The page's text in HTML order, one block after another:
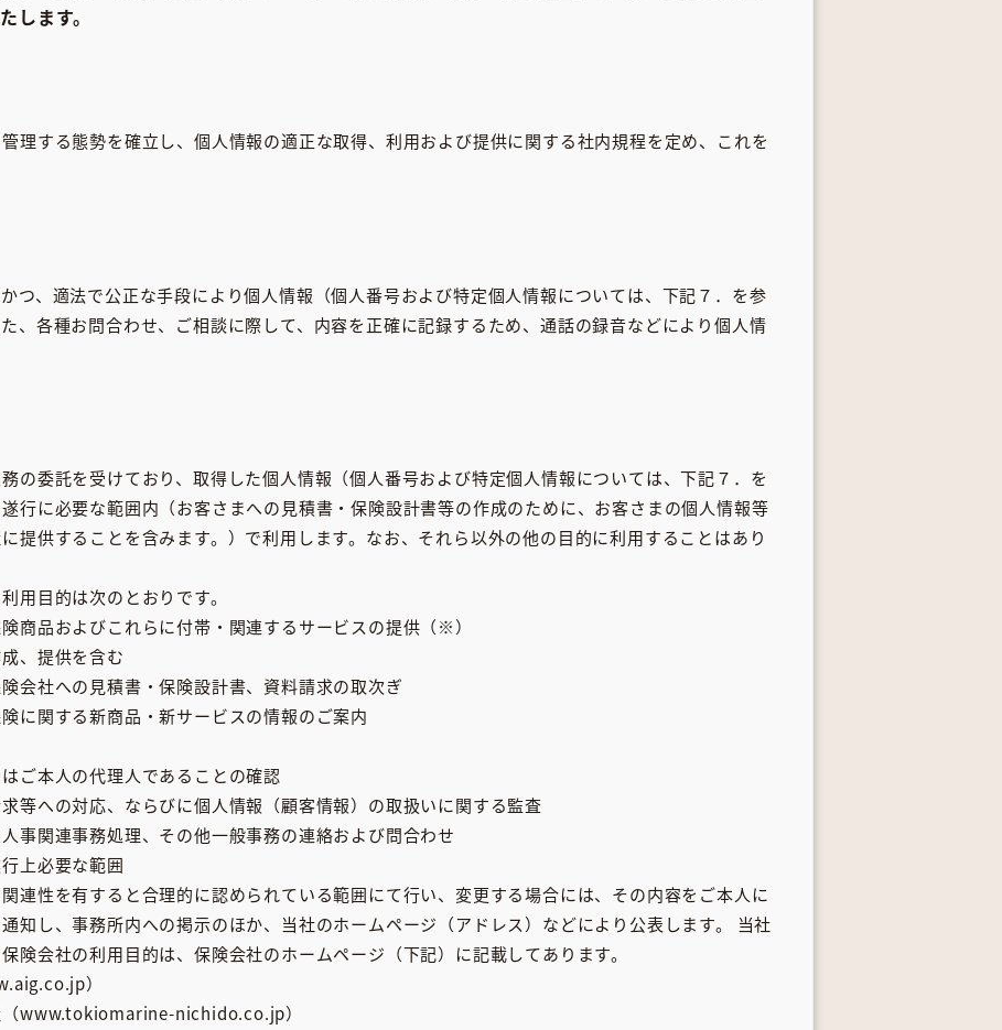
します。
理する態勢を確立し、個人情報の適正な取得、利用および提供に関する社内規程を定め、これを
つ、適法で公正な手段により個人情報（個人番号および特定個人情報については、下記７．を参
、各種お問合わせ、ご相談に際して、内容を正確に記録するため、通話の録音などにより個人情
の委託を受けており、取得した個人情報（個人番号および特定個人情報については、下記７．を
行に必要な範囲内（お客さまへの見積書・保険設計書等の作成のために、お客さまの個人情報等
提供することを含みます。）で利用します。なお、それら以外の他の目的に利用することはあり
用目的は次のとおりです。
商品およびこれらに付帯・関連するサービスの提供（※）
、提供を含む
会社への見積書・保険設計書、資料請求の取次ぎ
に関する新商品・新サービスの情報のご案内
ご本人の代理人であることの確認
等への対応、ならびに個人情報（顧客情報）の取扱いに関する監査
事関連事務処理、その他一般事務の連絡および問合わせ
上必要な範囲
連性を有すると合理的に認められている範囲にて行い、変更する場合には、その内容をご本人に
知し、事務所内への掲示のほか、当社のホームページ（アドレス）などにより公表します。 当社
険会社の利用目的は、保険会社のホームページ（下記）に記載してあります。
）
www.tokiomarine-nichido.co.jp）